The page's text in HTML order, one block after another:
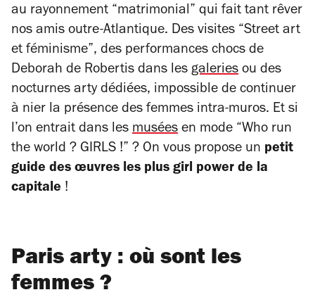
au rayonnement “matrimonial” qui fait tant rêver
nos amis outre-Atlantique. Des visites “Street art
et féminisme”, des performances chocs de
Deborah de Robertis dans les galeries ou des
nocturnes arty dédiées, impossible de continuer
à nier la présence des femmes intra-muros. Et si
l’on entrait dans les musées en mode “Who run
the world ? GIRLS !” ? On vous propose un petit
guide des œuvres les plus girl power de la
capitale !
Paris arty : où sont les
femmes ?